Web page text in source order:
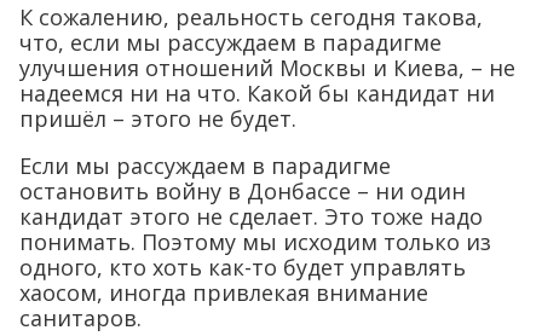
К сожалению, реальность сегодня такова,
что, если мы рассуждаем в парадигме
улучшения отношений Москвы и Киева, – не
надеемся ни на что. Какой бы кандидат ни
пришёл – этого не будет.
Если мы рассуждаем в парадигме
остановить войну в Донбассе – ни один
кандидат этого не сделает. Это тоже надо
понимать. Поэтому мы исходим только из
одного, кто хоть как-то будет управлять
хаосом, иногда привлекая внимание
санитаров.